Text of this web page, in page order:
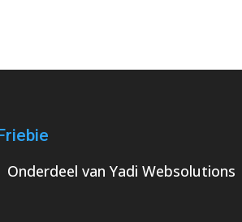
Onderdeel van Yadi Websolutions